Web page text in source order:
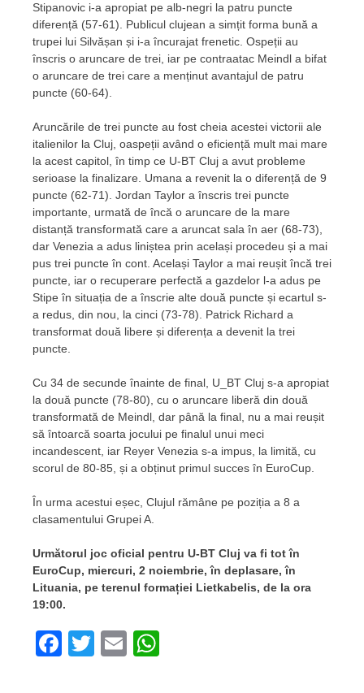
Stipanovic i-a apropiat pe alb-negri la patru puncte
diferență (57-61). Publicul clujean a simțit forma bună a
trupei lui Silvășan și i-a încurajat frenetic. Ospeții au
înscris o aruncare de trei, iar pe contraatac Meindl a bifat
o aruncare de trei care a menținut avantajul de patru
puncte (60-64).
Aruncările de trei puncte au fost cheia acestei victorii ale
italienilor la Cluj, oaspeții având o eficiență mult mai mare
la acest capitol, în timp ce U-BT Cluj a avut probleme
serioase la finalizare. Umana a revenit la o diferență de 9
puncte (62-71). Jordan Taylor a înscris trei puncte
importante, urmată de încă o aruncare de la mare
distanță transformată care a aruncat sala în aer (68-73),
dar Venezia a adus liniștea prin același procedeu și a mai
pus trei puncte în cont. Același Taylor a mai reușit încă trei
puncte, iar o recuperare perfectă a gazdelor l-a adus pe
Stipe în situația de a înscrie alte două puncte și ecartul s-
a redus, din nou, la cinci (73-78). Patrick Richard a
transformat două libere și diferența a devenit la trei
puncte.
Cu 34 de secunde înainte de final, U_BT Cluj s-a apropiat
la două puncte (78-80), cu o aruncare liberă din două
transformată de Meindl, dar până la final, nu a mai reușit
să întoarcă soarta jocului pe finalul unui meci
incandescent, iar Reyer Venezia s-a impus, la limită, cu
scorul de 80-85, și a obținut primul succes în EuroCup.
În urma acestui eșec, Clujul rămâne pe poziția a 8 a
clasamentului Grupei A.
Următorul joc oficial pentru U-BT Cluj va fi tot în
EuroCup, miercuri, 2 noiembrie, în deplasare, în
Lituania, pe terenul formației Lietkabelis, de la ora
19:00.
Facebook
TwitterEmail